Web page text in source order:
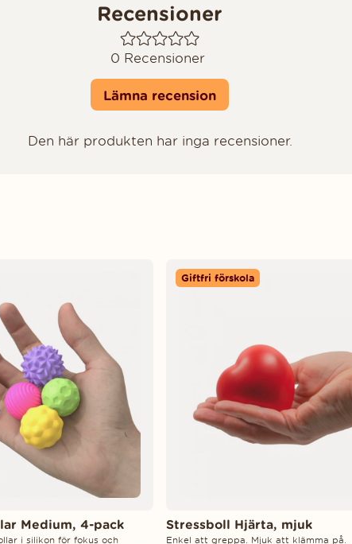
Recensioner
0 Recensioner
Lämna recension
Den här produkten har inga recensioner.
Medium, 4-pack
i silikon för fokus och
Giftfri förskola
Stressboll Hjärta, mjuk
Enkel att greppa. Mjuk att klämma på.